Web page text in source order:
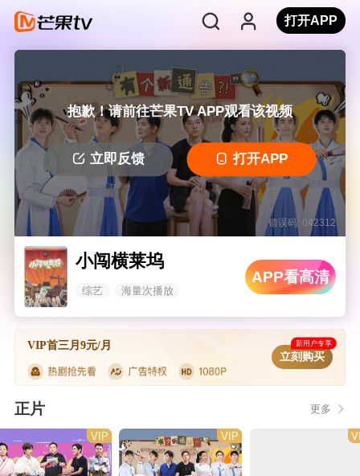
打开APP
抱歉！请前往芒果TV APP观看该视频
立即反馈 打开APP
错误码: 042312
小闯横莱坞
综艺 海量次播放
APP看高清
VIP首三月9元/月 新用户专享
立刻购买
正片 更多
VIP VIP